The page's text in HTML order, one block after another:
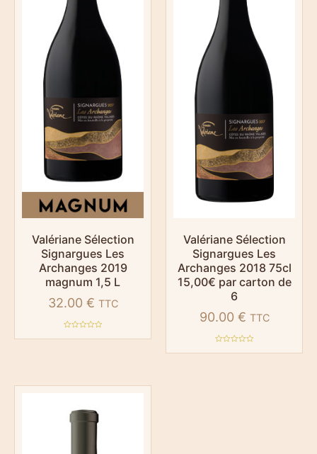
Valériane Sélection
Signargues Les
Archanges 2019
magnum 1,5 L
32.00 € TTC
Valériane Sélection
Signargues Les
Archanges 2018 75cl
15,00€ par carton de
6
90.00 € TTC